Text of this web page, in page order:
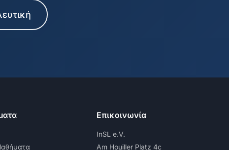
Επικοινωνία
InSL e.V.
Am Houiller Platz 4c